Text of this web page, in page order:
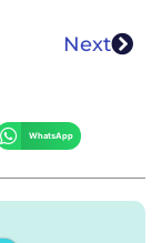
Next
WhatsApp